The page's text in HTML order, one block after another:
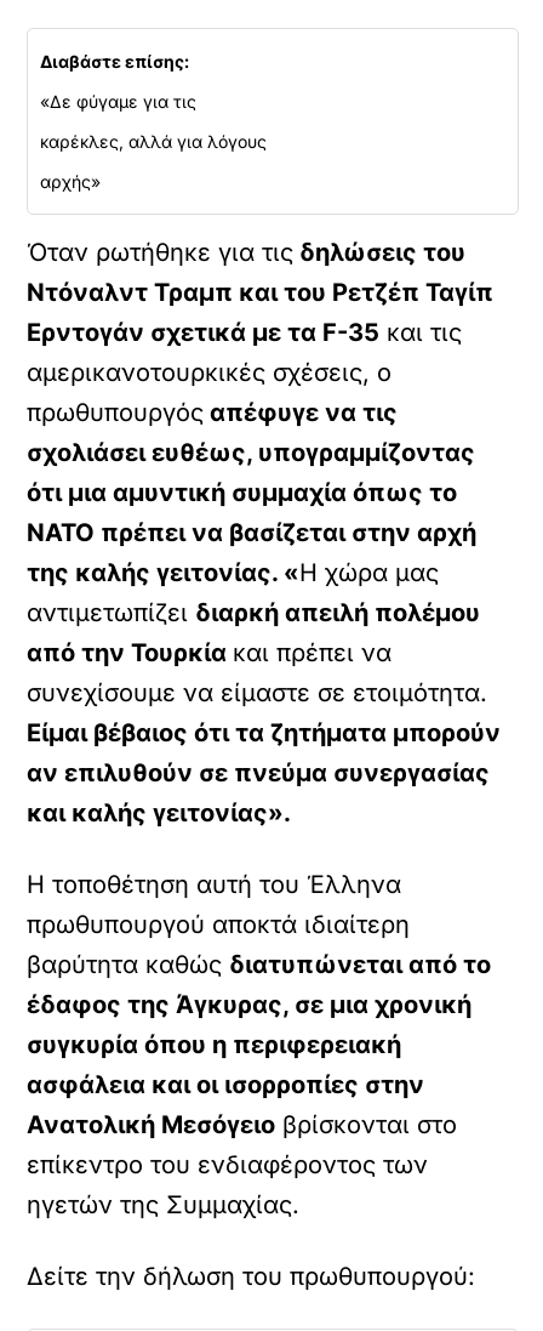
Διαβάστε επίσης:
«Δε φύγαμε για τις
καρέκλες, αλλά για λόγους
αρχής»
Όταν ρωτήθηκε για τις δηλώσεις του
Ντόναλντ Τραμπ και του Ρετζέπ Ταγίπ
Ερντογάν σχετικά με τα F-35 και τις
αμερικανοτουρκικές σχέσεις, ο
πρωθυπουργός απέφυγε να τις
σχολιάσει ευθέως, υπογραμμίζοντας
ότι μια αμυντική συμμαχία όπως το
ΝΑΤΟ πρέπει να βασίζεται στην αρχή
της καλής γειτονίας. «Η χώρα μας
αντιμετωπίζει διαρκή απειλή πολέμου
από την Τουρκία και πρέπει να
συνεχίσουμε να είμαστε σε ετοιμότητα.
Είμαι βέβαιος ότι τα ζητήματα μπορούν
αν επιλυθούν σε πνεύμα συνεργασίας
και καλής γειτονίας».
Η τοποθέτηση αυτή του Έλληνα
πρωθυπουργού αποκτά ιδιαίτερη
βαρύτητα καθώς διατυπώνεται από το
έδαφος της Άγκυρας, σε μια χρονική
συγκυρία όπου η περιφερειακή
ασφάλεια και οι ισορροπίες στην
Ανατολική Μεσόγειο βρίσκονται στο
επίκεντρο του ενδιαφέροντος των
ηγετών της Συμμαχίας.
Δείτε την δήλωση του πρωθυπουργού: